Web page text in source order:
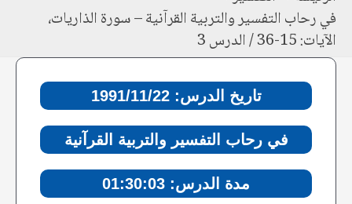
في رحاب التفسير والتربية القرآنية – سورة الذاريات،
الآيات: 15-36 / الدرس 3
تاريخ الدرس: 1991/11/22
في رحاب التفسير والتربية القرآنية
مدة الدرس: 01:30:03